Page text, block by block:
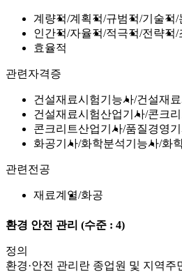
계량적 계획적 규범적 기술적
인간적 자율적 적극적 전략적
효율적
관련자격증
건설재료시험기능사 건설재
건설재료시험산업기사 콘크
콘크리트산업기사 품질경영
화공기사 화학분석기능사 화
관련전공
재료계열 화공
환경 안전 관리 (수준 : 4)
정의
환경·안전 관리란 종업원 및 지역주